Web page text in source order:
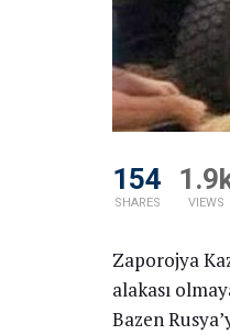
154
SHARES VIEWS
Zaporojya
alakası
Bazen